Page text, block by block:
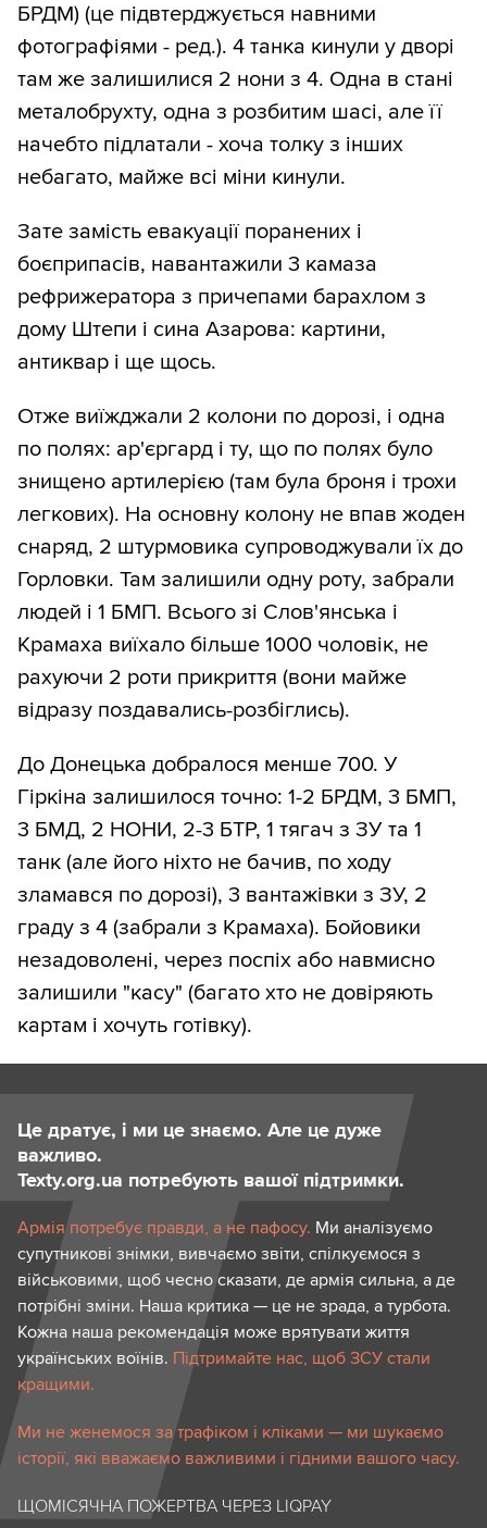
БРДМ) (це підвтерджується навними
фотографіями - ред.). 4 танка кинули у дворі
там же залишилися 2 нони з 4. Одна в стані
металобрухту, одна з розбитим шасі, але її
начебто підлатали - хоча толку з інших
небагато, майже всі міни кинули.
Зате замість евакуації поранених і
боєприпасів, навантажили 3 камаза
рефрижератора з причепами барахлом з
дому Штепи і сина Азарова: картини,
антиквар і ще щось.
Отже виїжджали 2 колони по дорозі, і одна
по полях: ар'єргард і ту, що по полях було
знищено артилерією (там була броня і трохи
легкових). На основну колону не впав жоден
снаряд, 2 штурмовика супроводжували їх до
Горловки. Там залишили одну роту, забрали
людей і 1 БМП. Всього зі Слов'янська і
Крамаха виїхало більше 1000 чоловік, не
рахуючи 2 роти прикриття (вони майже
відразу поздавались-розбіглись).
До Донецька добралося менше 700. У
Гіркіна залишилося точно: 1-2 БРДМ, 3 БМП,
3 БМД, 2 НОНИ, 2-3 БТР, 1 тягач з ЗУ та 1
танк (але його ніхто не бачив, по ходу
зламався по дорозі), 3 вантажівки з ЗУ, 2
граду з 4 (забрали з Крамаха). Бойовики
незадоволені, через поспіх або навмисно
залишили "касу" (багато хто не довіряють
картам і хочуть готівку).
Це дратує, і ми це знаємо. Але це дуже
важливо.
Texty.org.ua потребують вашої підтримки.
Армія потребує правди, а не пафосу. Ми аналізуємо
супутникові знімки, вивчаємо звіти, спілкуємося з
військовими, щоб чесно сказати, де армія сильна, а де
потрібні зміни. Наша критика — це не зрада, а турбота.
Кожна наша рекомендація може врятувати життя
українських воїнів. Підтримайте нас, щоб ЗСУ стали
кращими.
Ми не женемося за трафіком і кліками — ми шукаємо
історії, які вважаємо важливими і гідними вашого часу.
ЩОМІСЯЧНА ПОЖЕРТВА ЧЕРЕЗ LIQPAY